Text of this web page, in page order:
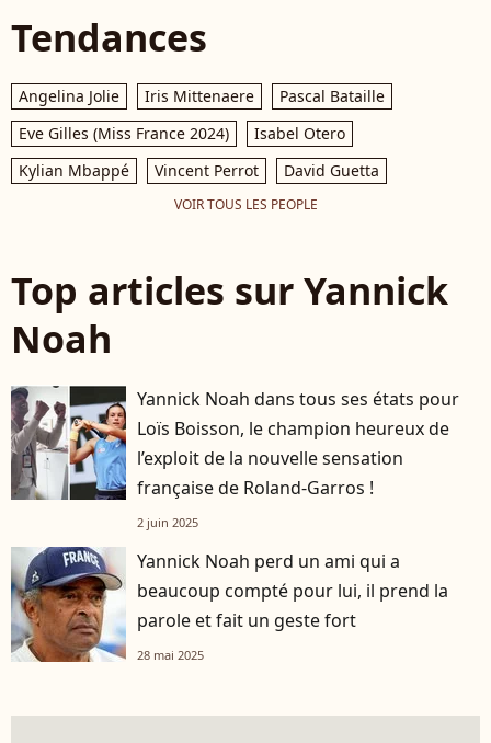
Tendances
Angelina Jolie Iris Mittenaere
Pascal Bataille
Eve Gilles (Miss France 2024)
Isabel Otero
Kylian Mbappé
Vincent Perrot David Guetta
VOIR TOUS LES PEOPLE
Top articles sur Yannick
Noah
Yannick Noah dans tous ses états pour
Loïs Boisson, le champion heureux de
l’exploit de la nouvelle sensation
française de Roland-Garros !
2 juin 2025
Yannick Noah perd un ami qui a
beaucoup compté pour lui, il prend la
parole et fait un geste fort
28 mai 2025